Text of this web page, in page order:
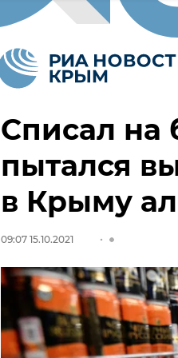
Списал на
пытался
в Крыму
09:07 15.10.2021